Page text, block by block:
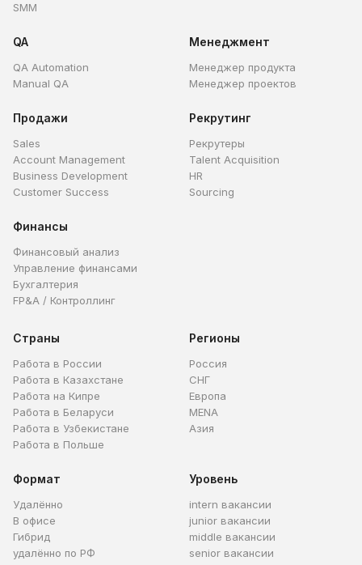
SMM
QA
QA Automation
Manual QA
Менеджмент
Менеджер продукта
Менеджер проектов
Продажи
Sales
Account Management
Business Development
Customer Success
Рекрутинг
Рекрутеры
Talent Acquisition
HR
Sourcing
Финансы
Финансовый анализ
Управление финансами
Бухгалтерия
FP&A / Контроллинг
Страны
Работа в России
Работа в Казахстане
Работа на Кипре
Работа в Беларуси
Работа в Узбекистане
Работа в Польше
Регионы
Россия
СНГ
Европа
MENA
Азия
Формат
Удалённо
В офисе
Гибрид
удалённо по РФ
Уровень
intern вакансии
junior вакансии
middle вакансии
senior вакансии